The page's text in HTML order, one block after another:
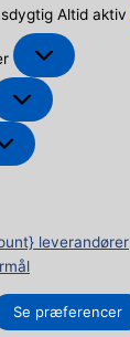
Altid aktiv
leverandører
Se præferencer